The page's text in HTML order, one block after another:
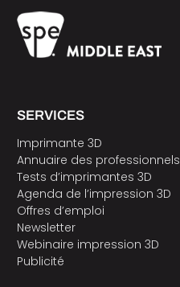
SERVICES
Imprimante 3D
Annuaire des professionnels
Tests d’imprimantes 3D
Agenda de l’impression 3D
Offres d’emploi
Newsletter
Webinaire impression 3D
Publicité